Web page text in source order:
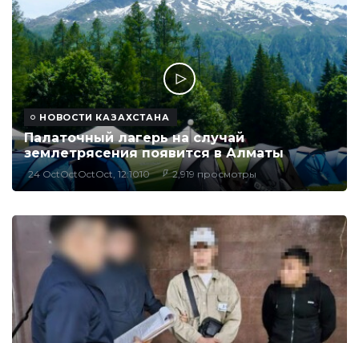
НОВОСТИ КАЗАХСТАНА
Палаточный лагерь на случай
землетрясения появится в Алматы
24 OctOctOctOct, 12:1010 2,919 просмотры